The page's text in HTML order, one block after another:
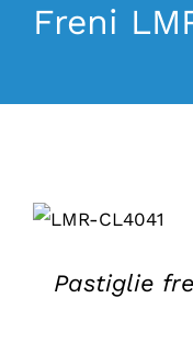
Freni
CARRELLO
Pastiglie